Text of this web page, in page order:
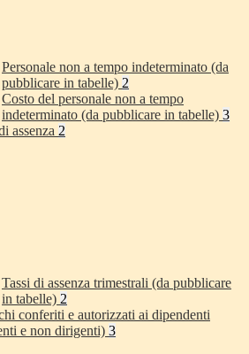
Personale non a tempo indeterminato (da
pubblicare in tabelle) 2
Costo del personale non a tempo
indeterminato (da pubblicare in tabelle) 3
assenza 2
Tassi di assenza trimestrali (da pubblicare
in tabelle) 2
conferiti e autorizzati ai dipendenti
e non dirigenti) 3